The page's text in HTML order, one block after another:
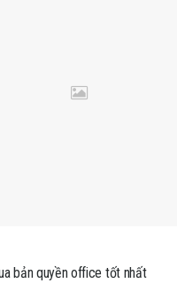
bản quyền office tốt nhất